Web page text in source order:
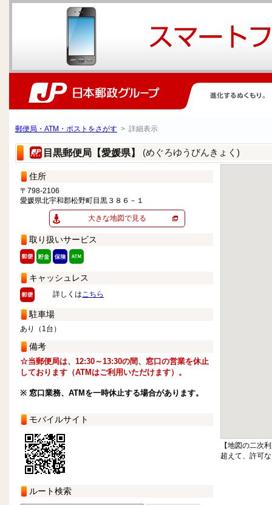
郵便局・ATM・ポストをさがす > 詳細表示
目黒郵便局【愛媛県】 (めぐろゆうびんきょく)
住所
〒798-2106
愛媛県北宇和郡松野町目黒３８６－１
大きな地図で見る
取り扱いサービス
キャッシュレス
詳しくはこちら
駐車場
あり（1台）
備考
☆当郵便局は、12:30～13:30の間、窓口の営業を休止
しております（ATMはご利用いただけます）。
※ 窓口業務、ATMを一時休止する場合があります。
モバイルサイト
ルート検索
【地図の二次
超えて、許可